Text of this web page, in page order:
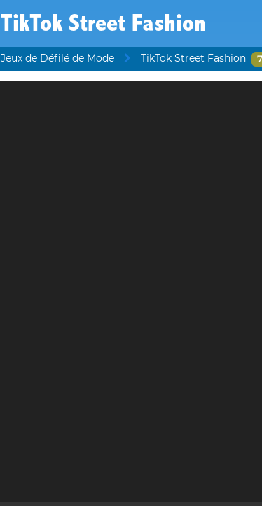
TikTok Street Fashion
Jeux de Défilé de Mode TikTok Street Fashion